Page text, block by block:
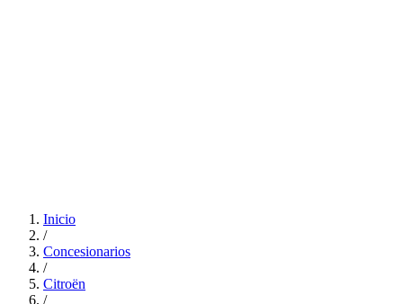
Inicio
/
Concesionarios
/
Citroën
/